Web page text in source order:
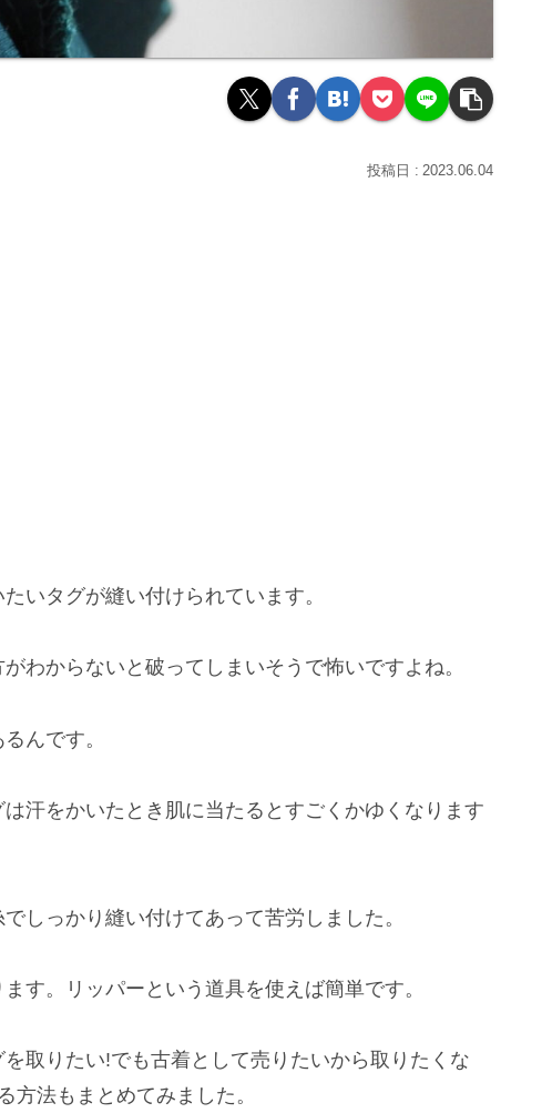
2023.06.04
いタグが縫い付けられています。
わからないと破ってしまいそうで怖いですよね。
んです。
汗をかいたとき肌に当たるとすごくかゆくなります
しっかり縫い付けてあって苦労しました。
す。リッパーという道具を使えば簡単です。
取りたい!でも古着として売りたいから取りたくな
方法もまとめてみました。